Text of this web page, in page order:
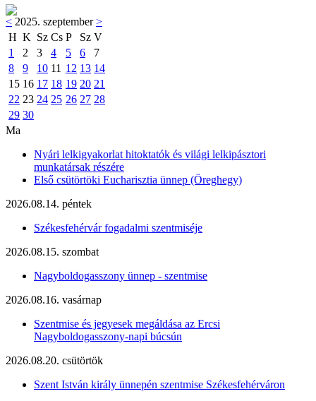
< 2025. szeptember>
H K Sz Cs P Sz V
1
2 3 4 5 6
7
8
9 10 11 12 13 14
15 16 17 18 19 20 21
22 23 24 25 26 27 28
29 30
Ma
Nyári lelkigyakorlat hitoktatók és világi lelkipásztori
munkatársak részére
Első csütörtöki Eucharisztia ünnep (Öreghegy)
2026.08.14. péntek
Székesfehérvár fogadalmi szentmiséje
2026.08.15. szombat
Nagyboldogasszony ünnep - szentmise
2026.08.16. vasárnap
Szentmise és jegyesek megáldása az Ercsi
Nagyboldogasszony-napi búcsún
2026.08.20. csütörtök
Szent István király ünnepén szentmise Székesfehérváron